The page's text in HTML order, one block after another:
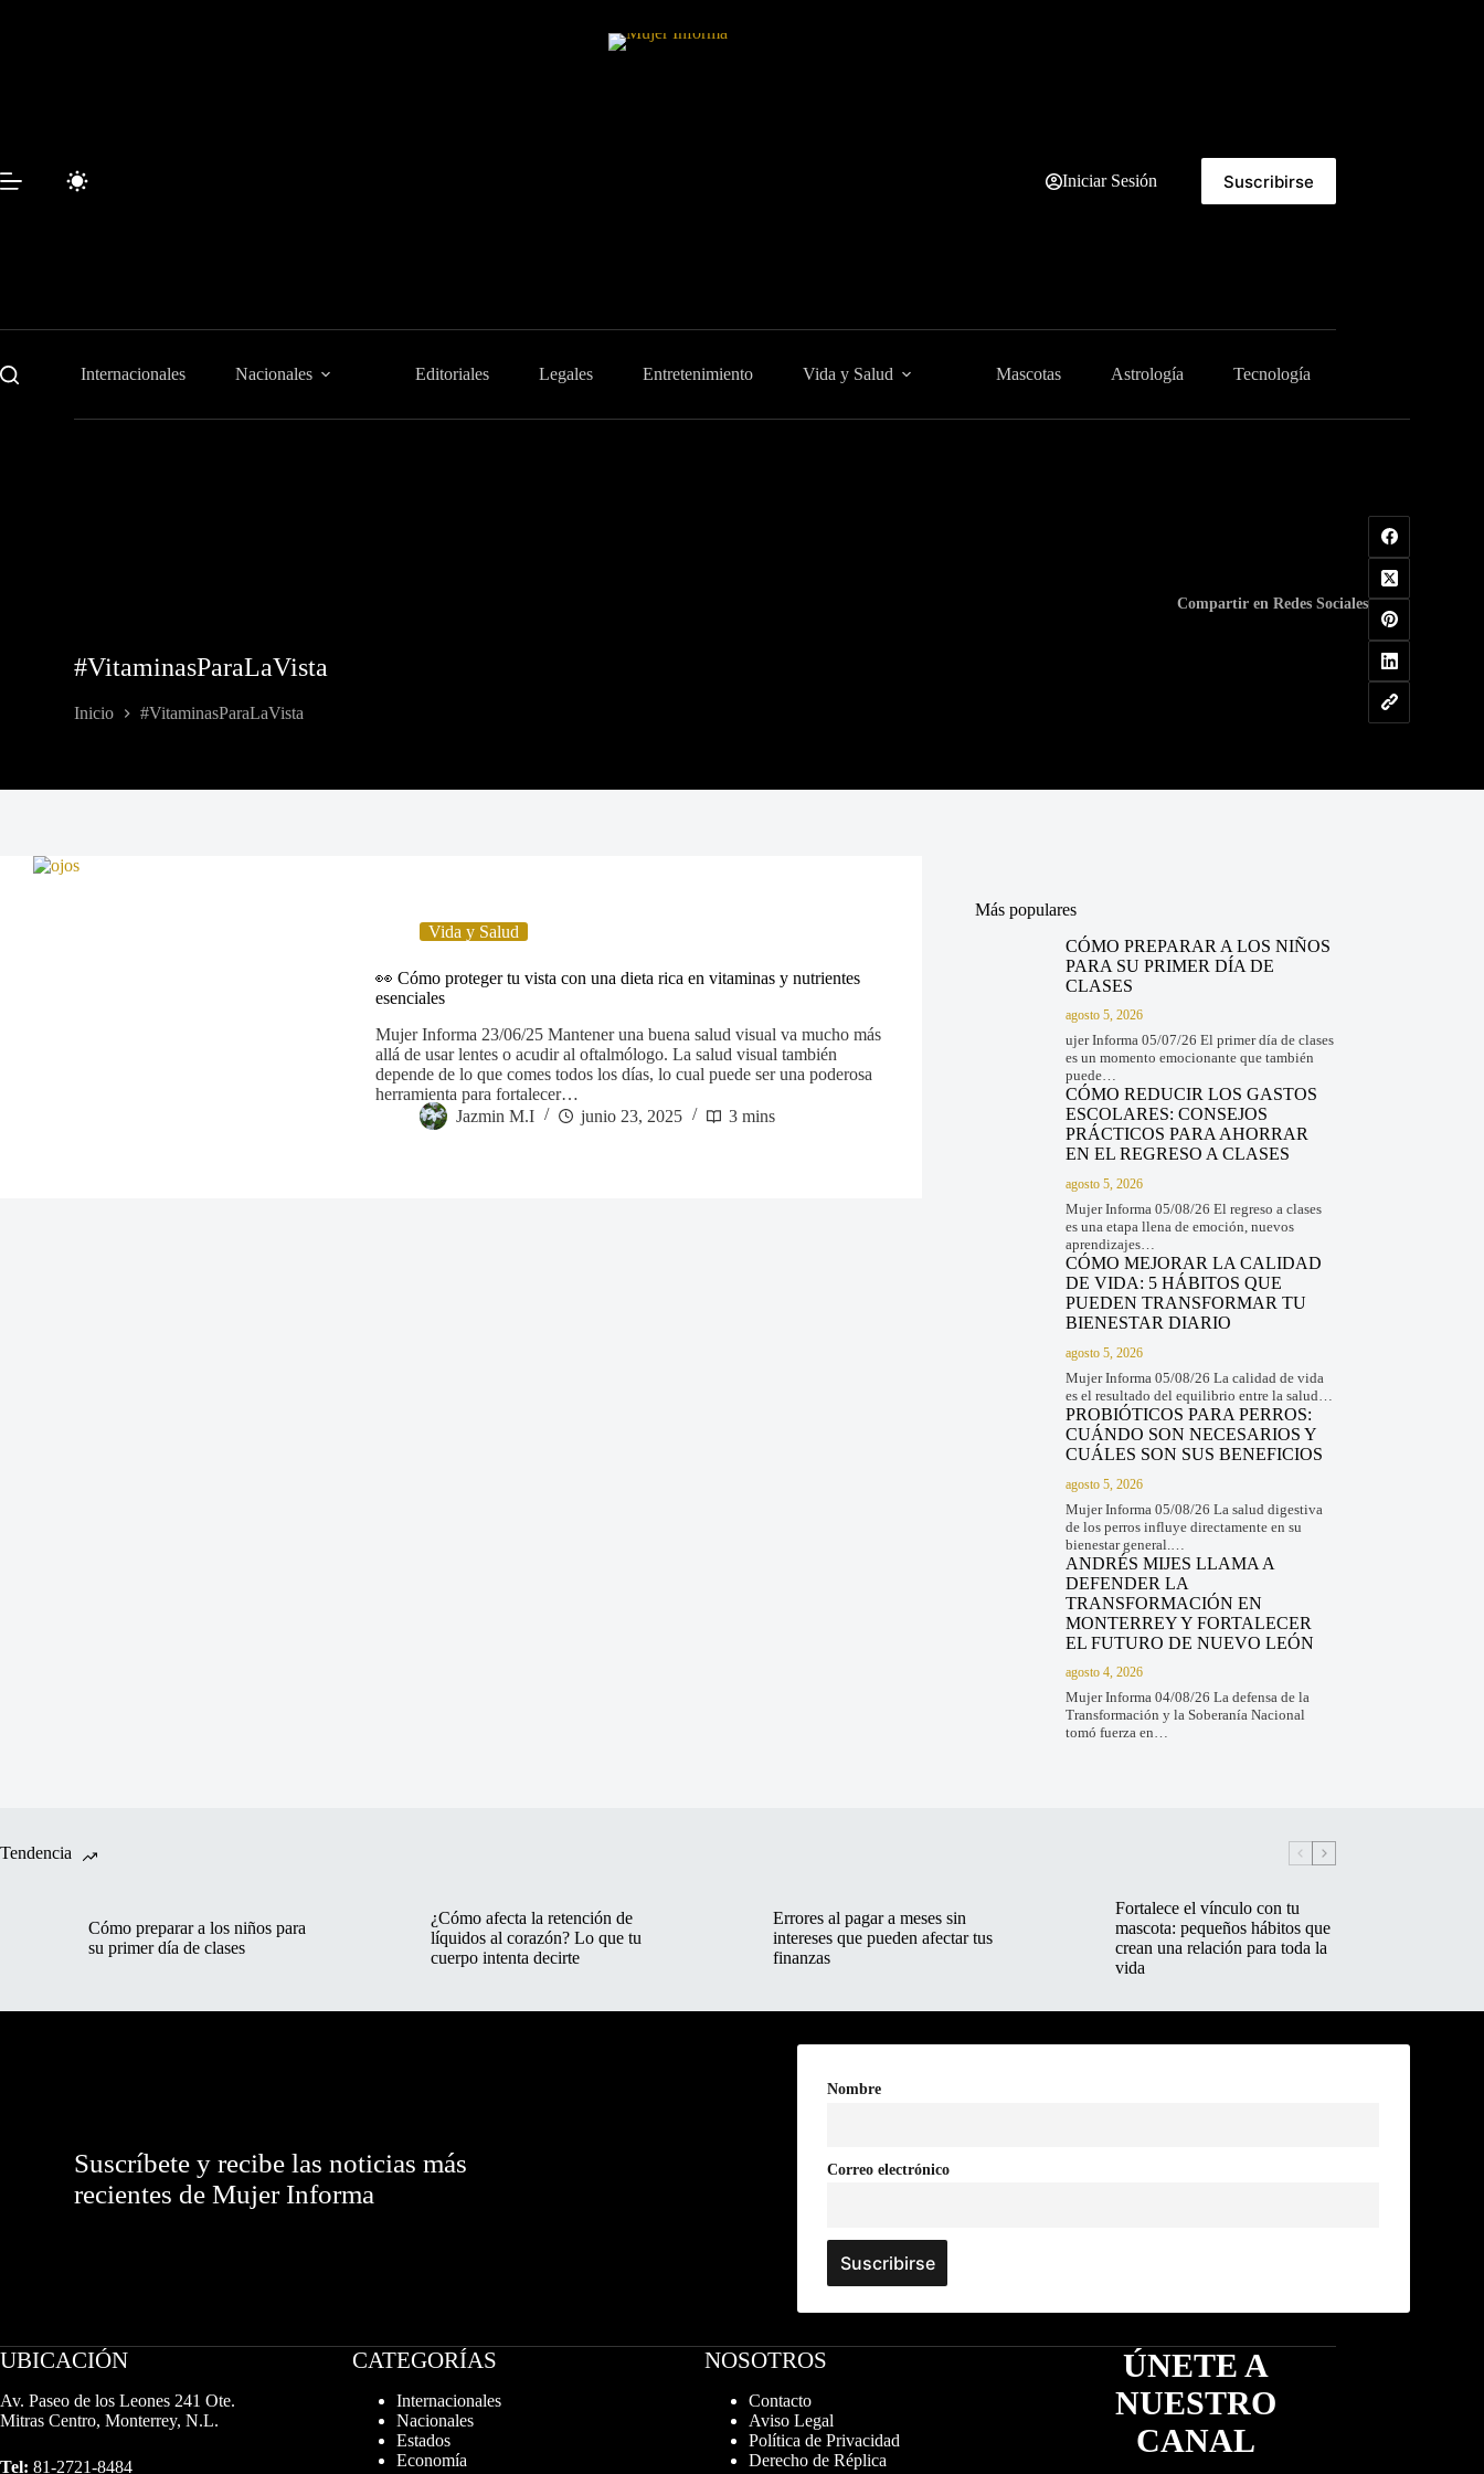
Iniciar Sesión Suscribirse
Internacionales Nacionales Editoriales Legales Entretenimiento Vida y Salud Mascotas Astrología Tecnología
#VitaminasParaLaVista
Inicio #VitaminasParaLaVista
Compartir en Redes Sociales
Vida y Salud
👀 Cómo proteger tu vista con una dieta rica en vitaminas y nutrientes
esenciales
Mujer Informa 23/06/25 Mantener una buena salud visual va mucho más
allá de usar lentes o acudir al oftalmólogo. La salud visual también
depende de lo que comes todos los días, lo cual puede ser una poderosa
herramienta para fortalecer…
Jazmin M.I
junio 23, 2025 3 mins
Más populares
CÓMO PREPARAR A LOS NIÑOS
PARA SU PRIMER DÍA DE
CLASES
agosto 5, 2026
ujer Informa 05/07/26 El primer día de clases
es un momento emocionante que también
puede…
CÓMO REDUCIR LOS GASTOS
ESCOLARES: CONSEJOS
PRÁCTICOS PARA AHORRAR
EN EL REGRESO A CLASES
agosto 5, 2026
Mujer Informa 05/08/26 El regreso a clases
es una etapa llena de emoción, nuevos
aprendizajes…
CÓMO MEJORAR LA CALIDAD
DE VIDA: 5 HÁBITOS QUE
PUEDEN TRANSFORMAR TU
BIENESTAR DIARIO
agosto 5, 2026
Mujer Informa 05/08/26 La calidad de vida
es el resultado del equilibrio entre la salud…
PROBIÓTICOS PARA PERROS:
CUÁNDO SON NECESARIOS Y
CUÁLES SON SUS BENEFICIOS
agosto 5, 2026
Mujer Informa 05/08/26 La salud digestiva
de los perros influye directamente en su
bienestar general.…
ANDRÉS MIJES LLAMA A
DEFENDER LA
TRANSFORMACIÓN EN
MONTERREY Y FORTALECER
EL FUTURO DE NUEVO LEÓN
agosto 4, 2026
Mujer Informa 04/08/26 La defensa de la
Transformación y la Soberanía Nacional
tomó fuerza en…
Tendencia
Cómo preparar a los niños para
su primer día de clases
¿Cómo afecta la retención de
líquidos al corazón? Lo que tu
cuerpo intenta decirte
Errores al pagar a meses sin
intereses que pueden afectar tus
finanzas
Fortalece el vínculo con tu
mascota: pequeños hábitos que
crean una relación para toda la
vida
Suscríbete y recibe las noticias más
recientes de Mujer Informa
Nombre
Correo electrónico
UBICACIÓN
Av. Paseo de los Leones 241 Ote.
Mitras Centro, Monterrey, N.L.
Tel: 81-2721-8484
CATEGORÍAS
Internacionales
Nacionales
Estados
Economía
NOSOTROS
Contacto
Aviso Legal
Política de Privacidad
Derecho de Réplica
ÚNETE A
NUESTRO
CANAL